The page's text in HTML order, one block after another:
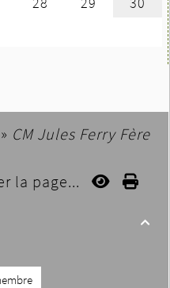
» CM Jules Ferry Fère
la page...
